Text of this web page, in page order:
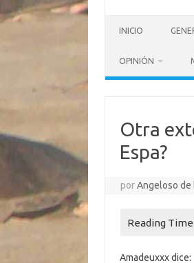
INICIO
OPINIÓN
Otra
Espa?
porAngeloso de
Amadeuxxx dice: